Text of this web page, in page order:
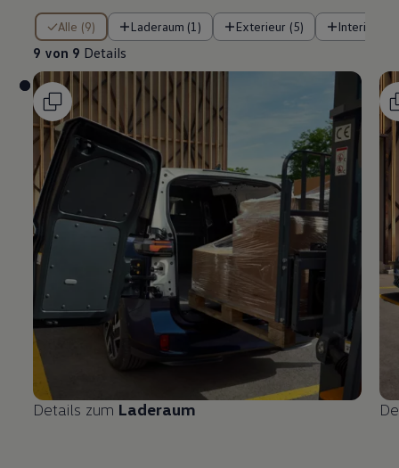
Alle (9) Laderaum (1) Exterieur (5) Interieur
9 von 9 Details
9 von 9 Details
Details zum Laderaum